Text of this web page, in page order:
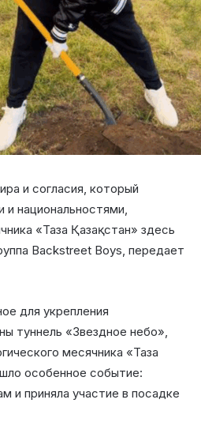
и согласия, который
национальностями,
«Таза Қазақстан» здесь
Backstreet Boys, передает
для укрепления
туннель «Звездное небо»,
месячника «Таза
особенное событие:
и приняла участие в посадке